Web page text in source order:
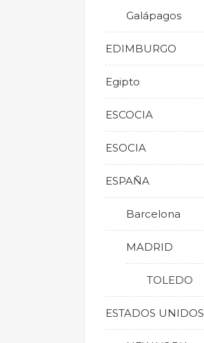
Galápagos
EDIMBURGO
Egipto
ESCOCIA
ESOCIA
ESPAÑA
Barcelona
MADRID
TOLEDO
ESTADOS UNIDOS